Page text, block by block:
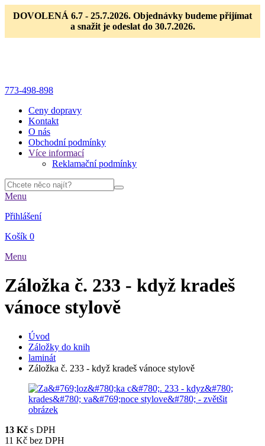
DOVOLENÁ 6.7 - 25.7.2026. Objednávky budeme přijímat
a snažit je odeslat do 30.7.2026.
773-498-898
Ceny dopravy
Kontakt
O nás
Obchodní podmínky
Více informací
Reklamační podmínky
Menu
Přihlášení
Košík 0
Menu
Záložka č. 233 - když kradeš
vánoce stylově
Úvod
Záložky do knih
laminát
Záložka č. 233 - když kradeš vánoce stylově
13 Kč s DPH
11 Kč bez DPH